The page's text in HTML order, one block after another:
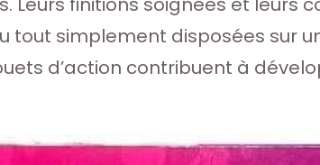
tout simplement disposées sur
d’action contribuent à